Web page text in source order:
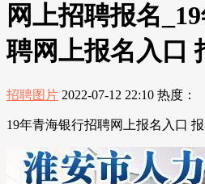
网上招聘报名
聘网上报名入口
招聘图片 2022-07-12 22:10 热度：
19年青海银行招聘网上报名入口